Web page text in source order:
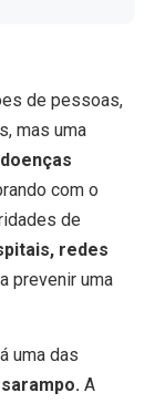
de pessoas,
mas uma
com o
de
redes
prevenir uma
uma das
A